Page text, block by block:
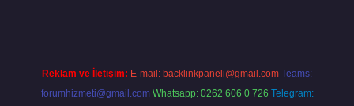
Reklam ve İletişim: E-mail: backlinkpaneli@gmail.com Teams:
forumhizmeti@gmail.com Whatsapp: 0262 606 0 726 Telegram: